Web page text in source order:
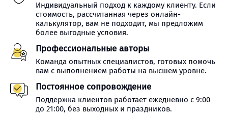
Индивидуальный подход к каждому клиенту. Если
стоимость, рассчитанная через онлайн-
калькулятор, вам не подходит, мы предложим
более выгодные условия.
Профессиональные авторы
Команда опытных специалистов, готовых помочь
вам с выполнением работы на высшем уровне.
Постоянное сопровождение
Поддержка клиентов работает ежедневно с 9:00
до 21:00, без выходных и праздников.